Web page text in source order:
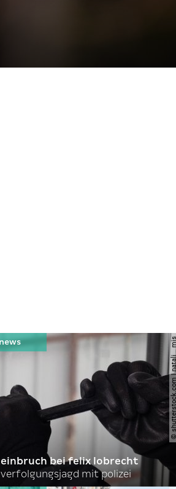
©
einbruch bei felix lobrecht
verfolgungsjagd mit polizei